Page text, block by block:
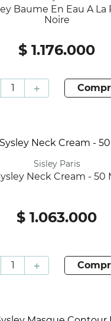
Noire
$ 1.176.000
＋
Sisley Paris
Sysley Neck Cream - 50
$ 1.063.000
＋